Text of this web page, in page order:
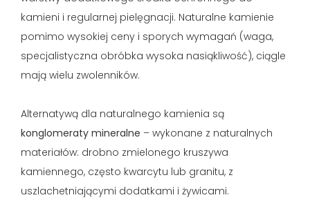
kamieni i regularnej pielęgnacji. Naturalne kamienie
pomimo wysokiej ceny i sporych wymagań (waga,
specjalistyczna obróbka wysoka nasiąkliwość), ciągle
mają wielu zwolenników.
Alternatywą dla naturalnego kamienia są
konglomeraty mineralne – wykonane z naturalnych
materiałów: drobno zmielonego kruszywa
kamiennego, często kwarcytu lub granitu, z
uszlachetniającymi dodatkami i żywicami.